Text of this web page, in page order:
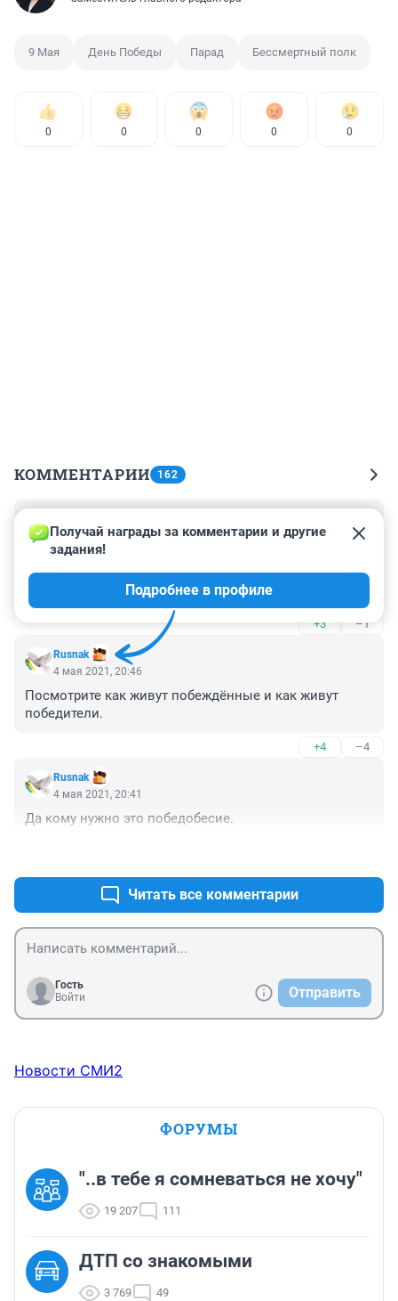
9 Мая День Победы Парад Бессмертный полк
0 0 0 0 0
КОММЕНТАРИИ 162
5 мая 2021, 00:23
Выплаты ветеранам ко Дню Победы:
• Узбекистан: ₽86 тыс.
• Казахстан: ₽175 тыс.
• Россия: ₽10 тыс.
На разгон облаков, чтобы Путин покрасовался на
параде, потратят ₽417 млн.
И это не оскорбление и не преступление.
+3 –1
Rusnak
Получай награды за комментарии и другие
задания!
Подробнее в профиле
4 мая 2021, 20:46
Посмотрите как живут побеждённые и как живут
победители.
+4 –4
Rusnak
4 мая 2021, 20:41
Да кому нужно это победобесие.
Читать все комментарии
Гость
Войти
Отправить
Новости СМИ2
ФОРУМЫ
"..в тебе я сомневаться не хочу"
19 207 111
ДТП со знакомыми
3 769 49